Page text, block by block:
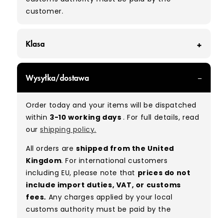
customer.
Klasa
can expect items that are in great condition
with minimal signs of wear. While they are
used, they remain free of significant defects
and are in excellent shape overall.
Please note:As these are vintage/used
garments, a small percentage (5–10%) may
have minor flaws such as small tears, holes, or
stains. While we carefully inspect all items, a
degree of human error is possible. Condition
Wysyłka/dostawa
Order today and your items will be dispatched
within 3-10 working days. For full details, read
ourshipping policy.
All orders are shipped from the United
Kingdom. For international customers
including EU, please note that prices do not
include import duties, VAT, or customs
fees. Any charges applied by your local
customs authority must be paid by the